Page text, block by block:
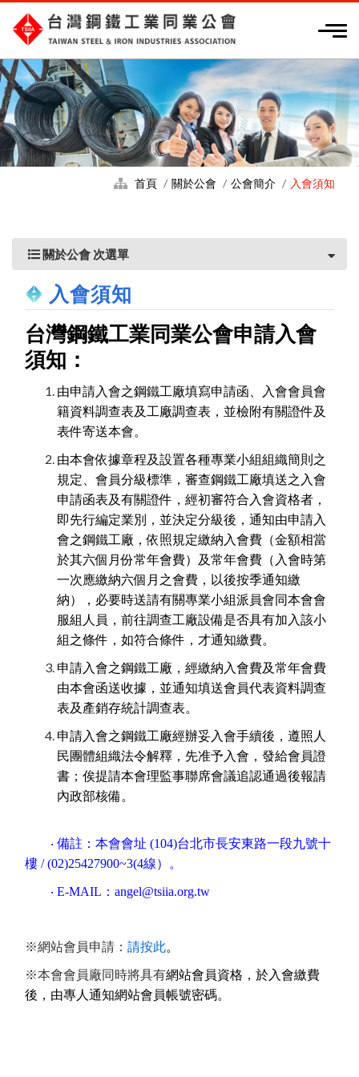
首頁 關於公會 公會簡介 入會須知
關於公會 次選單
入會須知
台灣鋼鐵工業同業公會申請入會
須知：
由申請入會之鋼鐵工廠填寫申請函、入會會員會
籍資料調查表及工廠調查表，並檢附有關證件及
表件寄送本會。
由本會依據章程及設置各種專業小組組織簡則之
規定、會員分級標準，審查鋼鐵工廠填送之入會
申請函表及有關證件，經初審符合入會資格者，
即先行編定業別，並決定分級後，通知由申請入
會之鋼鐵工廠，依照規定繳納入會費（金額相當
於其六個月份常年會費）及常年會費（入會時第
一次應繳納六個月之會費，以後按季通知繳
納），必要時送請有關專業小組派員會同本會會
服組人員，前往調查工廠設備是否具有加入該小
組之條件，如符合條件，才通知繳費。
申請入會之鋼鐵工廠，經繳納入會費及常年會費
由本會函送收據，並通知填送會員代表資料調查
表及產銷存統計調查表。
申請入會之鋼鐵工廠經辦妥入會手續後，遵照人
民團體組織法令解釋，先准予入會，發給會員證
書；俟提請本會理監事聯席會議追認通過後報請
內政部核備。
‧ 備註：本會會址 (104)台北市長安東路一段九號十
樓 / (02)25427900~3(4線）。
​ ‧ E-MAIL： angel@tsiia.org.tw
※網站會員申請： 請按此。
※本會會員廠同時將具有網站會員資格，於入會繳費
後，由專人通知網站會員帳號密碼。